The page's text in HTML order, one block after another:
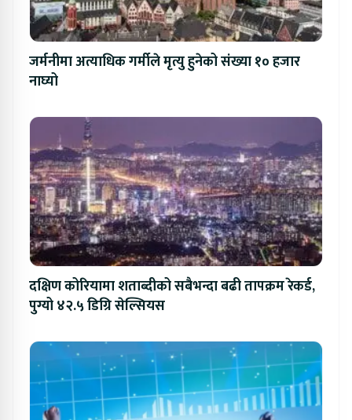
जर्मनीमा अत्याधिक गर्मीले मृत्यु हुनेको संख्या १० हजार
नाघ्यो
दक्षिण कोरियामा शताब्दीको सबैभन्दा बढी तापक्रम रेकर्ड,
पुग्यो ४२.५ डिग्रि सेल्सियस